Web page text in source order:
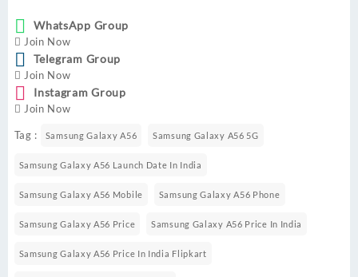
WhatsApp Group
Join Now
Telegram Group
Join Now
Instagram Group
Join Now
Tag : Samsung Galaxy A56 Samsung Galaxy A56 5G
Samsung Galaxy A56 Launch Date In India
Samsung Galaxy A56 Mobile Samsung Galaxy A56 Phone
Samsung Galaxy A56 Price Samsung Galaxy A56 Price In India
Samsung Galaxy A56 Price In India Flipkart